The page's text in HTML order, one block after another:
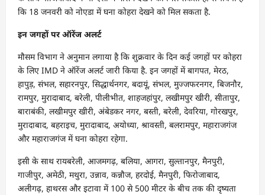
कि 18 जनवरी को नोएडा में घना कोहरा देखने को मिल सकता है.
इन जगहों पर ऑरेंज अलर्ट
मौसम विभाग ने अनुमान लगाया है कि शुक्रवार के दिन कई जगहों पर कोहरा
के लिए IMD ने ऑरेंज अलर्ट जारी किया है. इन जगहों में बागपत, मेरठ,
हापुड़, संभल, सहारनपुर, सिद्धार्थनगर, बदायूं, संभल, मुज्जफरनगर, बिजनौर,
रामपुर, मुरादाबाद, बरेली, पीलीभीत, शाहजहांपुर, लखीमपुर खीरी, सीतापुर,
बाराबंकी, लखीमपुर खीरी, अंबेडकर नगर, बस्ती, बरेली, देवरिया, गोरखपुर,
मुरादाबाद, बहराइच, मुरादाबाद, अयोध्या, श्रावस्ती, बलरामपुर, महाराजगंज
और महाराजगंज में घना कोहरा रहेगा.
इसी के साथ रायबरेली, आजमगढ़, बलिया, आगरा, सुल्तानपुर, मैनपुरी,
गाजीपुर, अमेठी, मथुरा, उन्नाव, कन्नौज, हरदोई, मैनपुरी, फिरोजाबाद,
अलीगढ़, हाथरस और इटावा में 100 से 500 मीटर के बीच तक की दृष्यता